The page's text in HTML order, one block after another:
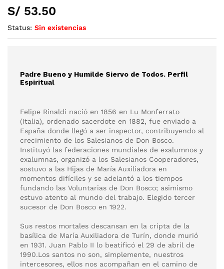
S/ 53.50
Status: Sin existencias
Padre Bueno y Humilde Siervo de Todos. Perfil
Espiritual
Felipe Rinaldi nació en 1856 en Lu Monferrato
(Italia), ordenado sacerdote en 1882, fue enviado a
España donde llegó a ser inspector, contribuyendo al
crecimiento de los Salesianos de Don Bosco.
Instituyó las federaciones mundiales de exalumnos y
exalumnas, organizó a los Salesianos Cooperadores,
sostuvo a las Hijas de María Auxiliadora en
momentos difíciles y se adelantó a los tiempos
fundando las Voluntarias de Don Bosco; asimismo
estuvo atento al mundo del trabajo. Elegido tercer
sucesor de Don Bosco en 1922.
Sus restos mortales descansan en la cripta de la
basílica de María Auxiliadora de Turín, donde murió
en 1931. Juan Pablo II lo beatificó el 29 de abril de
1990.Los santos no son, simplemente, nuestros
intercesores, ellos nos acompañan en el camino de